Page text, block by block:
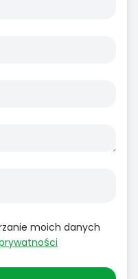
moich danych